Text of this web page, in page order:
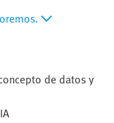
de datos y